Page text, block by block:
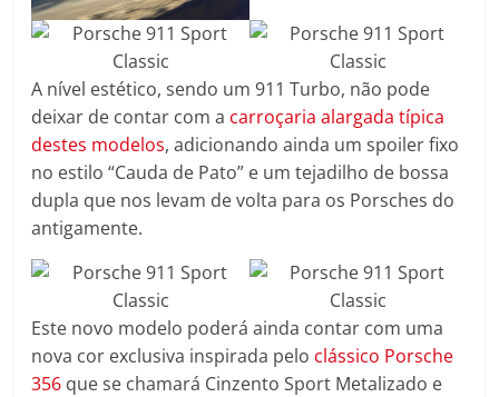
A nível estético, sendo um 911 Turbo, não pode
deixar de contar com a carroçaria alargada típica
destes modelos, adicionando ainda um spoiler fixo
no estilo “Cauda de Pato” e um tejadilho de bossa
dupla que nos levam de volta para os Porsches do
antigamente.
Este novo modelo poderá ainda contar com uma
nova cor exclusiva inspirada pelo clássico Porsche
356 que se chamará Cinzento Sport Metalizado e